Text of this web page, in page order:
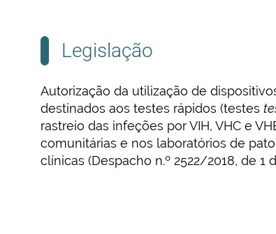
Legislação
Autorização da utilização de
destinados aos testes rápidos (testes
rastreio das infeções por VIH, VHC e
comunitárias e nos laboratórios de
clínicas (Despacho n.º 2522/2018, de 1